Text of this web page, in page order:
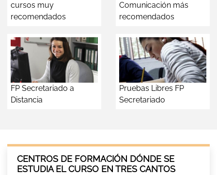
cursos muy
recomendados
Comunicación más
recomendados
FP Secretariado a
Distancia
Pruebas Libres FP
Secretariado
CENTROS DE FORMACIÓN DÓNDE SE
ESTUDIA EL CURSO EN TRES CANTOS